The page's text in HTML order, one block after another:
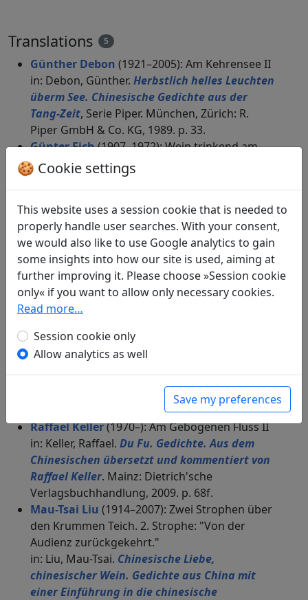
Translations 5
Günther Debon (1921–2005): Am Kehrensee II
in: Debon, Günther. Herbstlich helles Leuchten
überm See. Chinesische Gedichte aus der
Tang-Zeit, Serie Piper. München, Zürich: R.
Piper GmbH & Co. KG, 1989. p. 33.
Günter Eich(1907–1972): Wein trinkend am
Mäander-See 2
in: Gundert, Wilhelm.
in: Eich, Günter.Aus dem Chinesischen (1949,
1950/1951), Bibliothek Suhrkamp. Frankfurt a.
M.: Suhrkamp Verlag, 1976. p. 58.
in: Bannach, Mark.Trinkpoesie. Gedichte aus
aller Welt, Universal-Bibliothek. Stuttgart:
Philipp Reclam jun., 1989. p. 39.
Alfred Forke
in: Forke, Alfred.Dichtungen der Tang- und
Sung-Zeit, Veröffentlichungen des Seminars
für Sprache und Kultur Chinas an der
Hamburgischen Universität. Hamburg:
Friederichsen, de Gruyter & Co., 1929. p. 67f.
Raffael Keller(1970–): Am Gebogenen Fluss II
in: Keller, Raffael. Du Fu. Gedichte. Aus dem
Chinesischen übersetzt und kommentiert von
Raffael Keller. Mainz: Dietrich'sche
Verlagsbuchhandlung, 2009. p. 68f.
Mau-Tsai Liu (1914–2007): Zwei Strophen über
den Krummen Teich. 2. Strophe: "Von der
Audienz zurückgekehrt."
in: Liu, Mau-Tsai. Chinesische Liebe,
chinesischer Wein. Gedichte aus China mit
einer Einführung in die chinesische
🍪 Cookie settings
This website uses a session cookie that is needed to
properly handle user searches. With your consent,
we would also like to use Google analytics to gain
some insights into how our site is used, aiming at
further improving it. Please choose »Session cookie
only« if you want to allow only necessary cookies.
Read more…
Session cookie only
Allow analytics as well
Save my preferences